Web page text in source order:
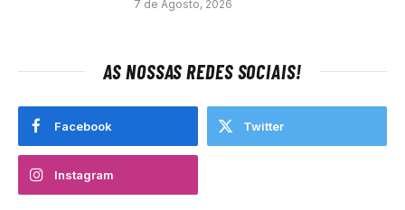
7 de Agosto, 2026
AS NOSSAS REDES SOCIAIS!
Facebook Twitter
Instagram